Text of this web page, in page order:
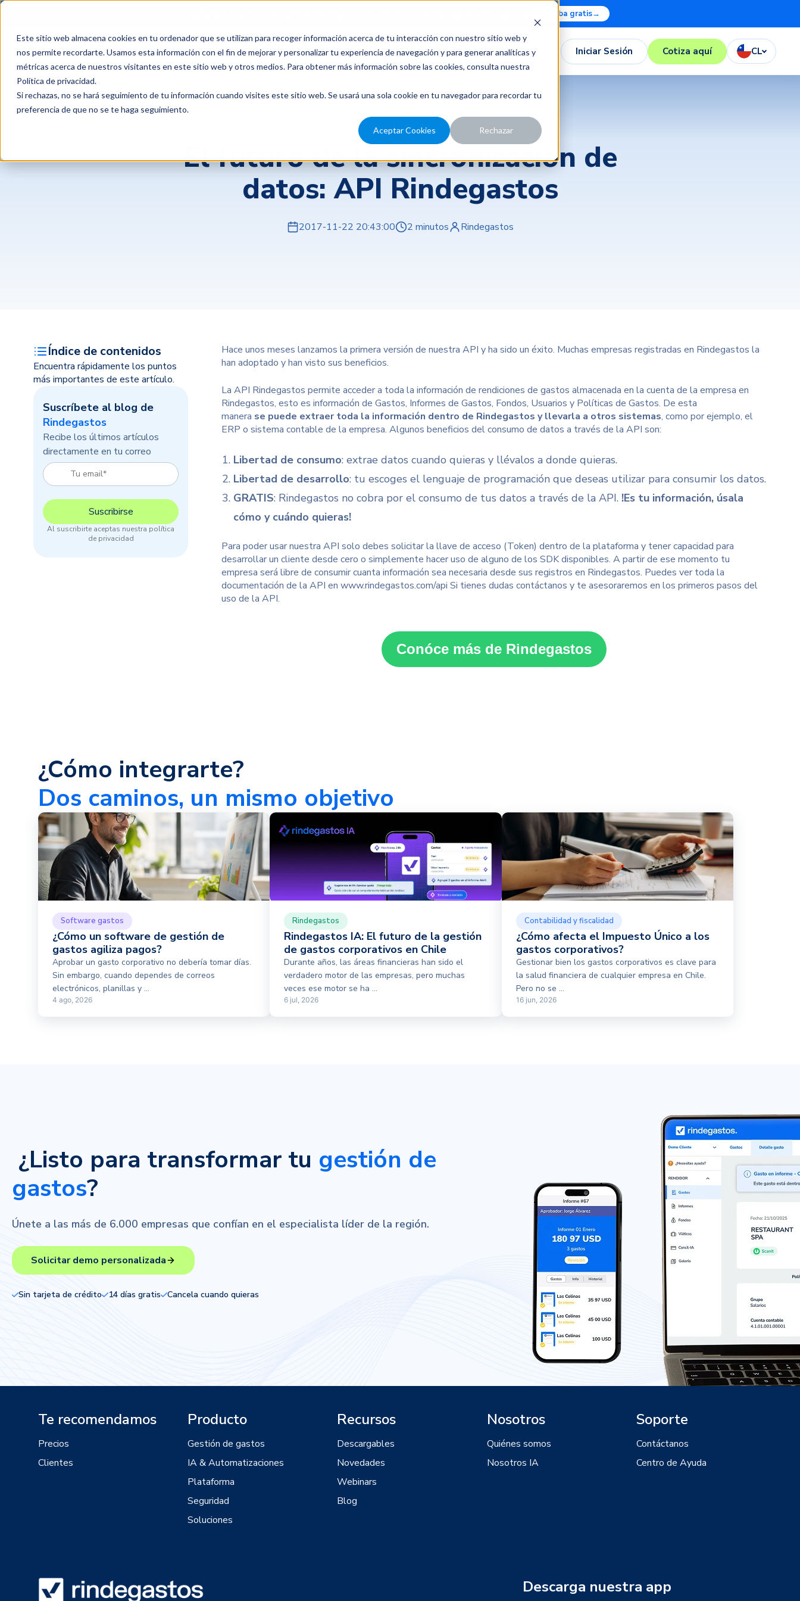
Este sitio web almacena cookies en tu ordenador que se utilizan para recoger información acerca de tu interacción con nuestro sitio web y
nos permite recordarte. Usamos esta información con el fin de mejorar y personalizar tu experiencia de navegación y para generar analíticas y
métricas acerca de nuestros visitantes en este sitio web y otros medios. Para obtener más información sobre las cookies, consulta nuestra
Política de privacidad.
Si rechazas, no se hará seguimiento de tu información cuando visites este sitio web. Se usará una sola cookie en tu navegador para recordar tu
preferencia de que no se te haga seguimiento.
Aceptar Cookies Rechazar
Prueba gratis→
Productos Clientes Precios Nosotros Recursos Iniciar Sesión Cotiza aquí CL
El futuro de la sincronización de
datos: API Rindegastos
2017-11-22 20:43:00 2 minutos Rindegastos
Índice de contenidos
Encuentra rápidamente los puntos
más importantes de este artículo.
Suscríbete al blog de
Rindegastos
Recibe los últimos artículos
directamente en tu correo
Al suscribirte aceptas nuestra política
de privacidad
Hace unos meses lanzamos la primera versión de nuestra API y ha sido un éxito. Muchas empresas registradas en Rindegastos la
han adoptado y han visto sus beneficios.
La API Rindegastos permite acceder a toda la información de rendiciones de gastos almacenada en la cuenta de la empresa en
Rindegastos, esto es información de Gastos, Informes de Gastos, Fondos, Usuarios y Políticas de Gastos. De esta
manera se puede extraer toda la información dentro de Rindegastos y llevarla a otros sistemas, como por ejemplo, el
ERP o sistema contable de la empresa. Algunos beneficios del consumo de datos a través de la API son:
Libertad de consumo: extrae datos cuando quieras y llévalos a donde quieras.
Libertad de desarrollo: tu escoges el lenguaje de programación que deseas utilizar para consumir los datos.
GRATIS: Rindegastos no cobra por el consumo de tus datos a través de la API. !Es tu información, úsala
cómo y cuándo quieras!
Para poder usar nuestra API solo debes solicitar la llave de acceso (Token) dentro de la plataforma y tener capacidad para
desarrollar un cliente desde cero o simplemente hacer uso de alguno de los SDK disponibles. A partir de ese momento tu
empresa será libre de consumir cuanta información sea necesaria desde sus registros en Rindegastos. Puedes ver toda la
documentación de la API en www.rindegastos.com/api Si tienes dudas contáctanos y te asesoraremos en los primeros pasos del
uso de la API.
Conóce más de Rindegastos
¿Cómo integrarte?
Dos caminos, un mismo objetivo
Software gastos
¿Cómo un software de gestión de
gastos agiliza pagos?
Aprobar un gasto corporativo no debería tomar días.
Sin embargo, cuando dependes de correos
electrónicos, planillas y ...
4 ago, 2026
Rindegastos
Rindegastos IA: El futuro de la gestión
de gastos corporativos en Chile
Durante años, las áreas financieras han sido el
verdadero motor de las empresas, pero muchas
veces ese motor se ha ...
6 jul, 2026
Contabilidad y fiscalidad
¿Cómo afecta el Impuesto Único a los
gastos corporativos?
Gestionar bien los gastos corporativos es clave para
la salud financiera de cualquier empresa en Chile.
Pero no se ...
16 jun, 2026
¿Listo para transformar tu gestión de
gastos?
Únete a las más de 6.000 empresas que confían en el especialista líder de la región.
Solicitar demo personalizada
Sin tarjeta de crédito 14 días gratis Cancela cuando quieras
Te recomendamos
Precios
Clientes
Producto
Gestión de gastos
IA & Automatizaciones
Plataforma
Seguridad
Soluciones
Recursos
Descargables
Novedades
Webinars
Blog
Nosotros
Quiénes somos
Nosotros IA
Soporte
Contáctanos
Centro de Ayuda
Descarga nuestra app